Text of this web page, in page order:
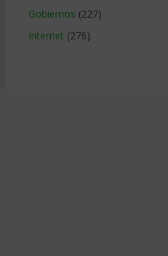
Gobiernos (227)
Internet (276)